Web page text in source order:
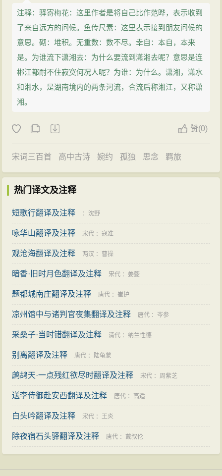
注释：驿寄梅花：这里作者是将自己比作范晔，表示收到
了来自远方的问候。鱼传尺素：这里表示接到朋友问候的
意思。砌：堆积。无重数：数不尽。幸自：本自，本来
是。为谁流下潇湘去：为什么要流到潇湘去呢？意思是连
郴江都耐不住寂寞何况人呢？为谁：为什么。潇湘，潇水
和湘水，是湖南境内的两条河流，合流后称湘江，又称潇
湘。
赞(0)
宋词三百首 高中古诗 婉约 孤独 思念 羁旅
热门译文及注释
短歌行翻译及注释 ： 沈野
咏华山翻译及注释 宋代 ：寇准
观沧海翻译及注释 两汉 ： 曹操
暗香·旧时月色翻译及注释 宋代 ：姜夔
题都城南庄翻译及注释 唐代 ：崔护
凉州馆中与诸判官夜集翻译及注释 唐代 ： 岑参
采桑子·当时错翻译及注释 清代 ：纳兰性德
别离翻译及注释 唐代 ： 陆龟蒙
鹧鸪天·一点残红欲尽时翻译及注释 宋代 ： 周紫芝
送李侍御赴安西翻译及注释 唐代 ： 高适
白头吟翻译及注释 宋代 ：王炎
除夜宿石头驿翻译及注释 唐代 ：戴叔伦